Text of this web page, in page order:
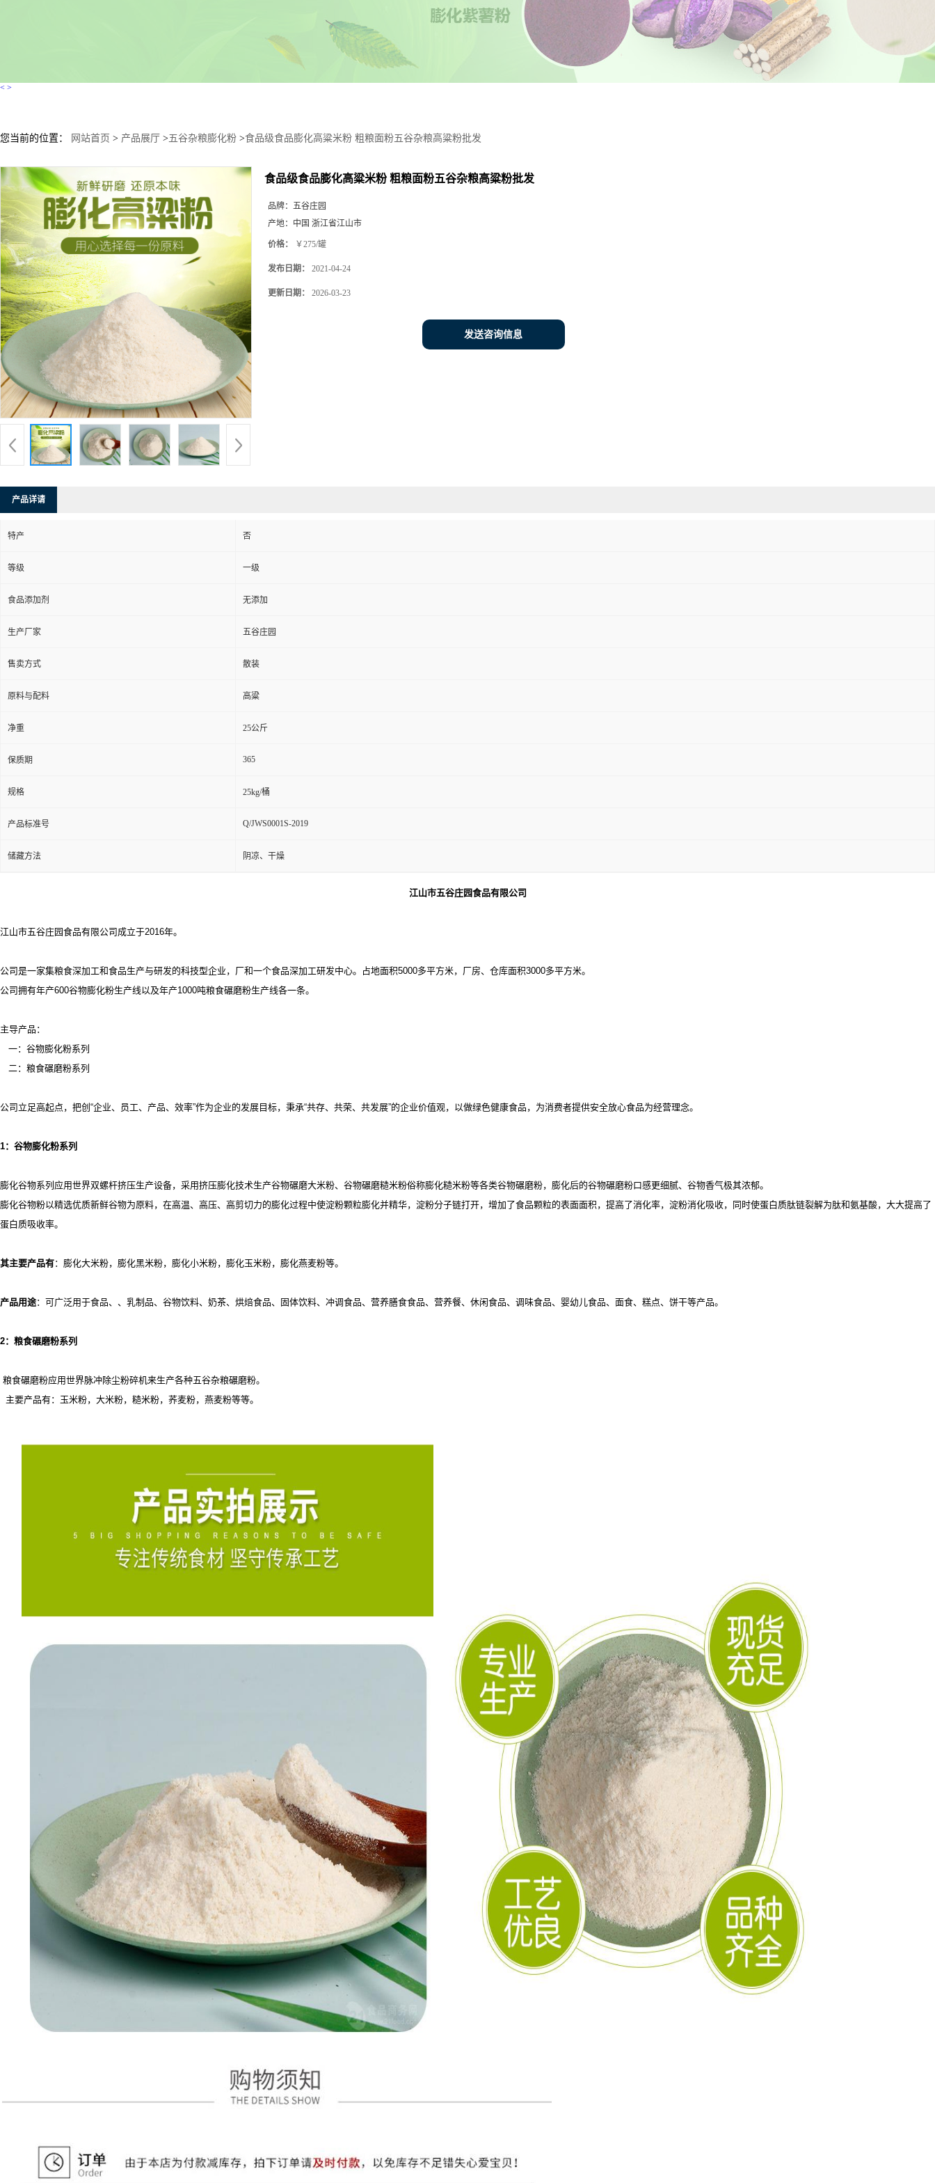
< >
您当前的位置： 网站首页 > 产品展厅 >五谷杂粮膨化粉 >食品级食品膨化高粱米粉 粗粮面粉五谷杂粮高粱粉批发
食品级食品膨化高粱米粉 粗粮面粉五谷杂粮高粱粉批发
品牌： 五谷庄园
产地： 中国 浙江省江山市
价格： ￥275/罐
发布日期： 2021-04-24
更新日期： 2026-03-23
发送咨询信息
产品详请
特产 否
等级 一级
食品添加剂 无添加
生产厂家 五谷庄园
售卖方式 散装
原料与配料 高粱
净重 25公斤
保质期 365
规格 25kg/桶
产品标准号 Q/JWS0001S-2019
储藏方法 阴凉、干燥
江山市五谷庄园食品有限公司
江山市五谷庄园食品有限公司成立于2016年。
公司是一家集粮食深加工和食品生产与研发的科技型企业，厂和一个食品深加工研发中心。占地面积5000多平方米，厂房、仓库面积3000多平方米。
公司拥有年产600谷物膨化粉生产线以及年产1000吨粮食碾磨粉生产线各一条。
主导产品：
一：谷物膨化粉系列
二：粮食碾磨粉系列
公司立足高起点，把创 “企业、员工、产品、效率”作为企业的发展目标，秉承“共存、共荣、共发展”的企业价值观，以做绿色健康食品，为消费者提供安全放心食品为经营理念。
1：谷物膨化粉系列
膨化谷物系列应用世界双螺杆挤压生产设备，采用挤压膨化技术生产谷物碾磨大米粉、谷物碾磨糙米粉俗称膨化糙米粉等各类谷物碾磨粉，膨化后的谷物碾磨粉口感更细腻、谷物香气极其浓郁。
膨化谷物粉以精选优质新鲜谷物为原料，在高温、高压、高剪切力的膨化过程中使淀粉颗粒膨化并精华，淀粉分子链打开，增加了食品颗粒的表面面积，提高了消化率，淀粉消化吸收，同时使蛋白质肽链裂解为肽和氨基酸，大大提高了
蛋白质吸收率。
其主要产品有：膨化大米粉，膨化黑米粉，膨化小米粉，膨化玉米粉，膨化燕麦粉等。
产品用途：可广泛用于食品、 、乳制品、谷物饮料、奶茶、烘焙食品、固体饮料、冲调食品、营养膳食食品、营养餐、休闲食品、调味食品、婴幼儿食品、面食、糕点、饼干等产品。
2：粮食碾磨粉系列
粮食碾磨粉应用世界脉冲除尘粉碎机来生产各种五谷杂粮碾磨粉。
主要产品有：玉米粉，大米粉，糙米粉，荞麦粉，燕麦粉等等。